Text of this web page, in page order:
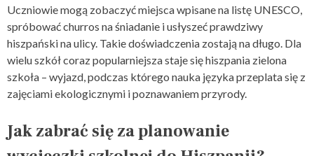
Uczniowie mogą zobaczyć miejsca wpisane na listę UNESCO,
spróbować churros na śniadanie i usłyszeć prawdziwy
hiszpański na ulicy. Takie doświadczenia zostają na długo. Dla
wielu szkół coraz popularniejsza staje się hiszpania zielona
szkoła – wyjazd, podczas którego nauka języka przeplata się z
zajęciami ekologicznymi i poznawaniem przyrody.
Jak zabrać się za planowanie